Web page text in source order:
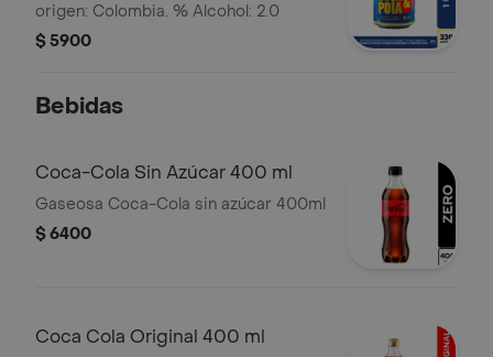
origen: Colombia. % Alcohol: 2.0
$ 5900
Bebidas
Coca-Cola Sin Azúcar 400 ml
Gaseosa Coca-Cola sin azúcar 400ml
$ 6400
Coca Cola Original 400 ml